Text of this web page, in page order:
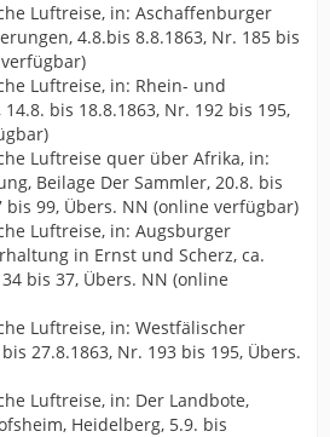
Luftreise, in: Aschaffenburger
4.8.bis 8.8.1863, Nr. 185 bis
Luftreise, in: Rhein- und
bis 18.8.1863, Nr. 192 bis 195,
Luftreise quer über Afrika, in:
Beilage Der Sammler, 20.8. bis
bis 99, Übers. NN (online verfügbar)
Luftreise, in: Augsburger
in Ernst und Scherz, ca.
bis 37, Übers. NN (online
Luftreise, in: Westfälischer
27.8.1863, Nr. 193 bis 195, Übers.
Luftreise, in: Der Landbote,
Heidelberg, 5.9. bis